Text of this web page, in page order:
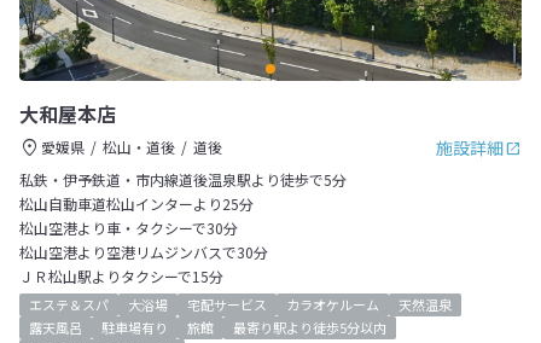
大和屋本店
施設詳細
愛媛県 松山・道後
道後
私鉄・伊予鉄道・市内線道後温泉駅より徒歩で5分
松山自動車道松山インターより25分
松山空港より車・タクシーで30分
松山空港より空港リムジンバスで30分
ＪＲ松山駅よりタクシーで15分
エステ＆スパ 大浴場 宅配サービス カラオケルーム
天然温泉
露天風呂
駐車場有り 旅館
最寄り駅より徒歩5分以内